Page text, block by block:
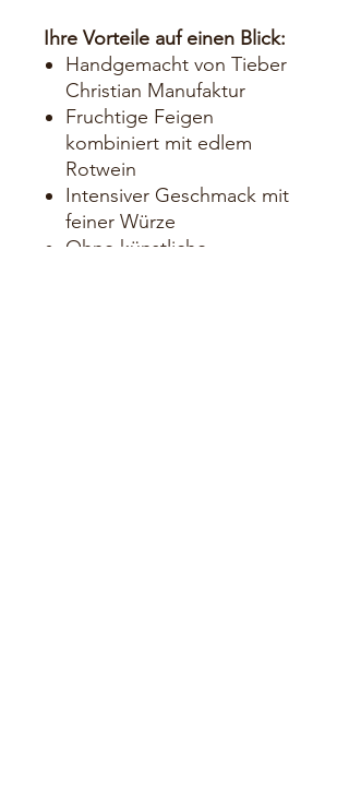
Ihre Vorteile auf einen Blick:
Handgemacht von Tieber
Christian Manufaktur
Fruchtige Feigen
kombiniert mit edlem
Rotwein
Intensiver Geschmack mit
feiner Würze
Ohne künstliche